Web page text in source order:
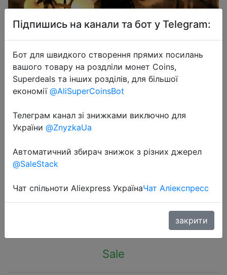
2023-09-11
LED Colored Lamp Flashing Light
String Light Chain Light Starry Ball
Lighting Chain Star Light Christmas
Sale
Підпишись на канали та бот у Telegram:
Бот для швидкого створення прямих посилань
вашого товару на роздліли монет Coins,
Superdeals та інших розділів, для більшої
економії @AliSuperCoinsBot
Телеграм канал зі знижками виключно для
України @ZnyzkaUa
Автоматичний збирач знижок з різних джерел
@SaleStack
Чат спільноти Aliexpress УкраїнаЧат Аліекспресс
закрити